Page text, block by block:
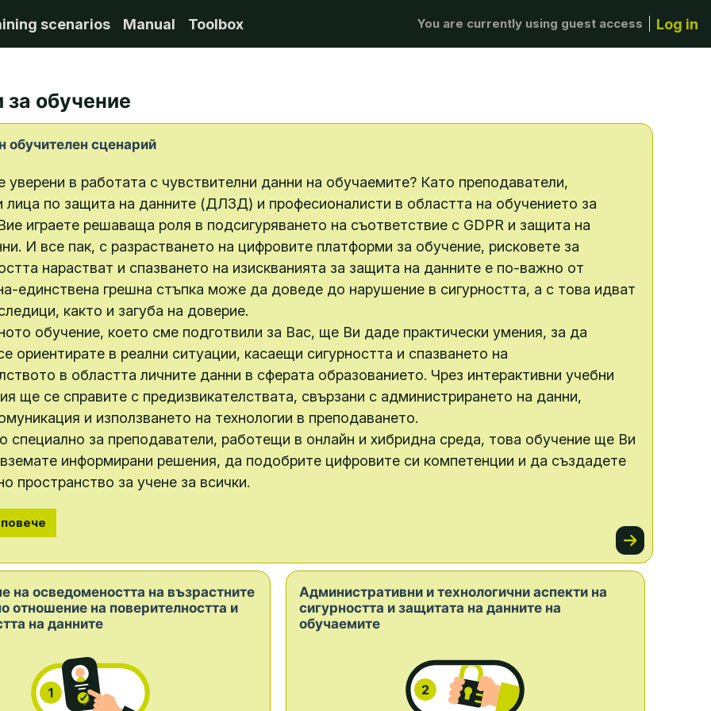
scenarios Manual Toolbox You are currently using guest access Log in
обучение
обучителен сценарий
Go to section
уверени в работата с чувствителни данни на обучаемите? Като преподаватели,
лица по защита на данните (ДЛЗД) и професионалисти в областта на обучението за
играете решаваща роля в подсигуряването на съответствие с GDPR и защита на
И все пак, с разрастването на цифровите платформи за обучение, рисковете за
нарастват и спазването на изискванията за защита на данните е по-важно от
единствена грешна стъпка може да доведе до нарушение в сигурността, а с това идват
както и загуба на доверие.
обучение, което сме подготвили за Вас, ще Ви даде практически умения, за да
ориентирате в реални ситуации, касаещи сигурността и спазването на
в областта личните данни в сферата образованието. Чрез интерактивни учебни
ще се справите с предизвикателствата, свързани с администрирането на данни,
и използването на технологии в преподаването.
специално за преподаватели, работещи в онлайн и хибридна среда, това обучение ще Ви
информирани решения, да подобрите цифровите си компетенции и да създадете
пространство за учене за всички.
на осведомеността на възрастните
отношение на поверителността и
на данните
Административни и технологични аспекти на
сигурността и защитата на данните на
обучаемите